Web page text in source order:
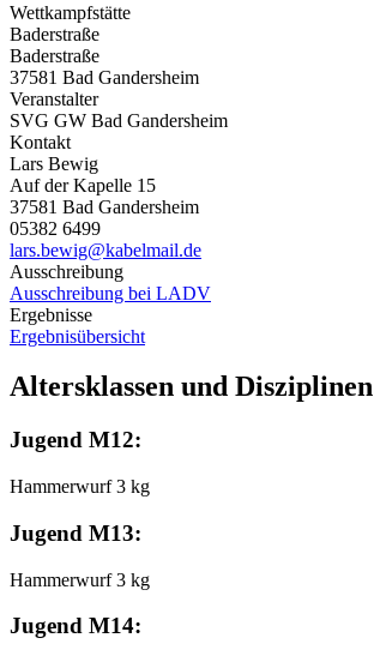
Wettkampfstätte
Baderstraße
Baderstraße
37581 Bad Gandersheim
Veranstalter
SVG GW Bad Gandersheim
Kontakt
Lars Bewig
Auf der Kapelle 15
37581 Bad Gandersheim
05382 6499
lars.bewig@kabelmail.de
Ausschreibung
Ausschreibung bei LADV
Ergebnisse
Ergebnisübersicht
Altersklassen und Disziplinen
Jugend M12:
Hammerwurf 3 kg
Jugend M13:
Hammerwurf 3 kg
Jugend M14: